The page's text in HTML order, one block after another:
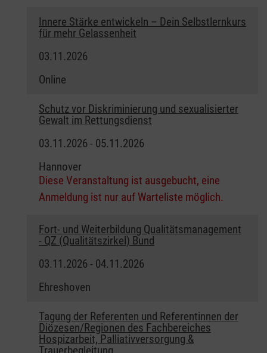
Innere Stärke entwickeln – Dein Selbstlernkurs
für mehr Gelassenheit
03.11.2026
Online
Schutz vor Diskriminierung und sexualisierter
Gewalt im Rettungsdienst
03.11.2026 - 05.11.2026
Hannover
Diese Veranstaltung ist ausgebucht, eine
Anmeldung ist nur auf Warteliste möglich.
Fort- und Weiterbildung Qualitätsmanagement
- QZ (Qualitätszirkel) Bund
03.11.2026 - 04.11.2026
Ehreshoven
Tagung der Referenten und Referentinnen der
Diözesen/Regionen des Fachbereiches
Hospizarbeit, Palliativversorgung &
Trauerbegleitung